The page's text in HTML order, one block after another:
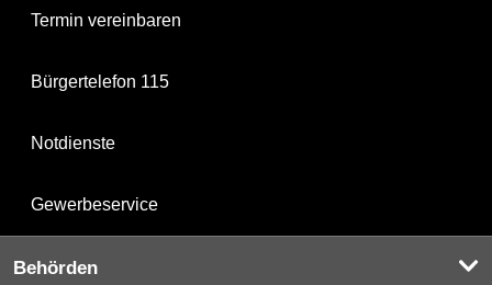
Termin vereinbaren
Bürgertelefon 115
Notdienste
Gewerbeservice
Behörden